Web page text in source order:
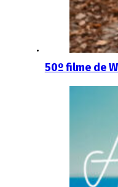
50º filme de